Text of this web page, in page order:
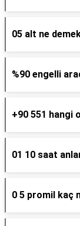
05 alt ne
%90 engelli
+90 551 hangi
01 10 saat
0 5 promil kaç